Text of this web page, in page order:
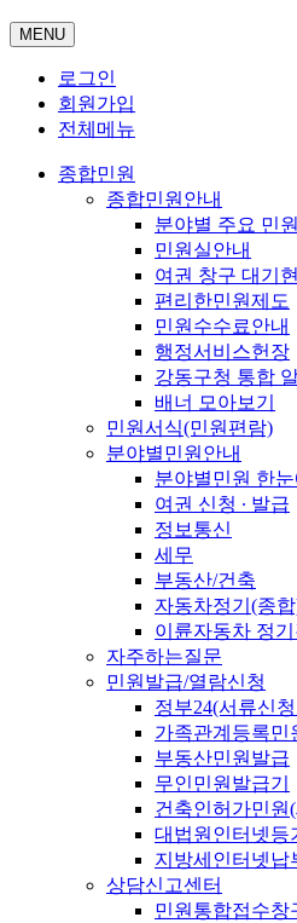
MENU
로그인
회원가입
전체메뉴
종합민원
종합민원안내
분야별 주요 민
민원실안내
여권 창구 대기
편리한민원제도
민원수수료안내
행정서비스헌장
강동구청 통합
배너 모아보기
민원서식(민원편람)
분야별민원안내
분야별민원 한눈
여권 신청 ∙ 발급
정보통신
세무
부동산/건축
자동차정기(종
이륜자동차 정
자주하는질문
민원발급/열람신청
정부24(서류신
가족관계등록민
부동산민원발급
무인민원발급기
건축인허가민원
대법원인터넷등
지방세인터넷납
상담신고센터
민원통합접수창